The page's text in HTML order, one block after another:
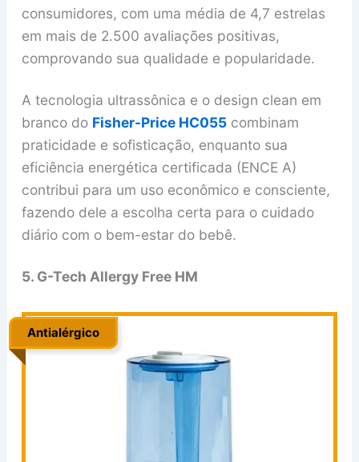
consumidores, com uma média de 4,7 estrelas
em mais de 2.500 avaliações positivas,
comprovando sua qualidade e popularidade.
A tecnologia ultrassônica e o design clean em
branco do Fisher-Price HC055combinam
praticidade e sofisticação, enquanto sua
eficiência energética certificada (ENCE A)
contribui para um uso econômico e consciente,
fazendo dele a escolha certa para o cuidado
diário com o bem-estar do bebê.
5. G-Tech Allergy Free HM
Antialérgico
..